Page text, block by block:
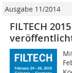
Ausgabe 11/2014
FILTECH